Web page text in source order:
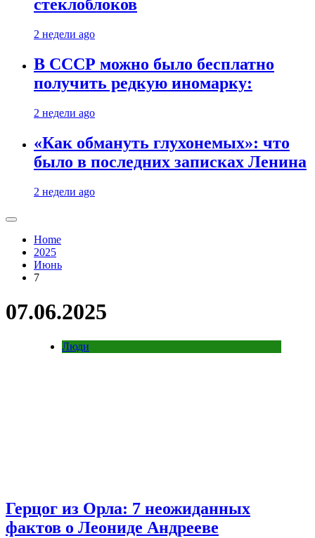
стеклоблоков
2 недели ago
В СССР можно было бесплатно
получить редкую иномарку:
2 недели ago
«Как обмануть глухонемых»: что
было в последних записках Ленина
2 недели ago
Home
2025
Июнь
7
07.06.2025
Люди
Герцог из Орла: 7 неожиданных
фактов о Леониде Андрееве